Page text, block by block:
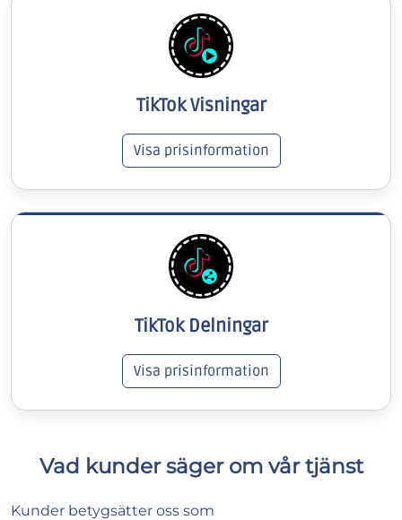
TikTok Visningar
Visa prisinformation
TikTok Delningar
Visa prisinformation
Vad kunder säger om vår tjänst
Kunder betygsätter oss som